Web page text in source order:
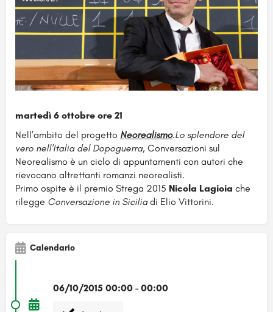
martedì 6 ottobre ore 21
Nell’ambito del progetto Neorealismo.Lo splendore del
vero nell’Italia del Dopoguerra, Conversazioni sul
Neorealismo è un ciclo di appuntamenti con autori che
rievocano altrettanti romanzi neorealisti.
Primo ospite è il premio Strega 2015 Nicola Lagioia che
rilegge Conversazione in Siciliadi Elio Vittorini.
Calendario
06/10/2015 00:00 - 00:00